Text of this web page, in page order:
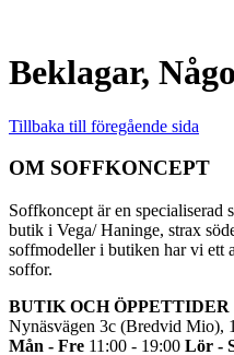
Beklagar,
Tillbaka till föregående sida
OM SOFFKONCEPT
Soffkoncept är en specialiserad
butik i Vega/ Haninge, strax
soffmodeller i butiken har vi ett
soffor.
BUTIK OCH ÖPPETTIDER
Nynäsvägen 3c (Bredvid Mio),
Mån - Fre 11:00 - 19:00 Lör -